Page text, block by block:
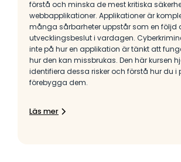
förstå och minska de mest kritiska
webbapplikationer. Applikationer är
många sårbarheter uppstår som en följd
utvecklingsbeslut i vardagen.
inte på hur en applikation är tänkt att
hur den kan missbrukas. Den här kursen
identifiera dessa risker och förstå hur du i
förebygga dem.
Läs mer